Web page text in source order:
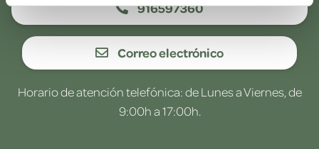
916597360
Correo electrónico
Horario de atención telefónica: de Lunes a Viernes, de
9:00h a 17:00h.